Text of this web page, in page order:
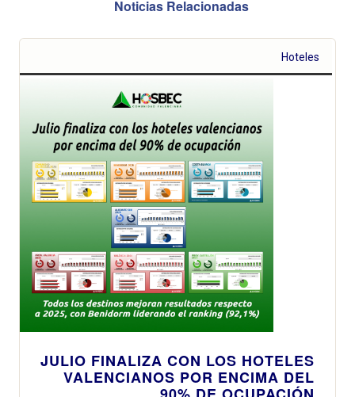
Noticias Relacionadas
Hoteles
JULIO FINALIZA CON LOS HOTELES
VALENCIANOS POR ENCIMA DEL